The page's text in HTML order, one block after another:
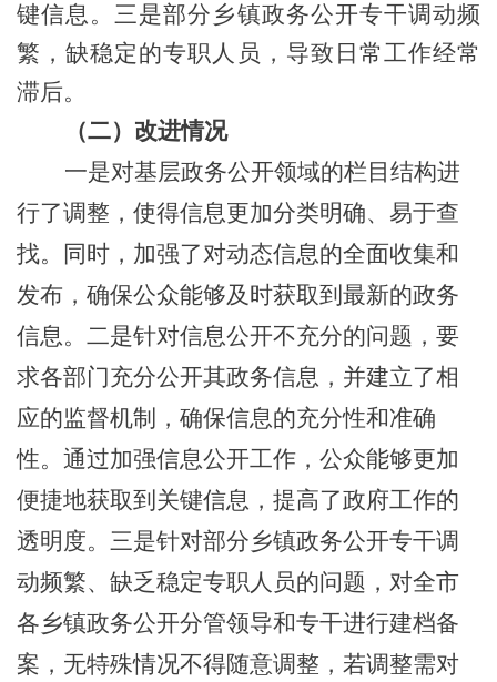
键信息。三是部分乡镇政务公开专干调动频
繁，缺稳定的专职人员，导致日常工作经常
滞后。
（二） 改进情况
一是对基层政务公开领域的栏目结构进
行了调整，使得信息更加分类明确、易于查
找。同时，加强了对动态信息的全面收集和
发布，确保公众能够及时获取到最新的政务
信息。 二是针对信息公开不充分的问题，要
求各部门充分公开其政务信息，并建立了相
应的监督机制，确保信息的充分性和准确
性。通过加强信息公开工作，公众能够更加
便捷地获取到关键信息，提高了政府工作的
透明度。 三是针对部分乡镇政务公开专干调
动频繁、 缺乏稳定专职人员的问题， 对全市
各乡镇政务公开分管领导和专干进行建档备
案，无特殊情况不得随意调整，若调整需对